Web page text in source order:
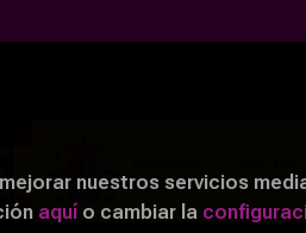
nuestros servicios
aquí o cambiar la